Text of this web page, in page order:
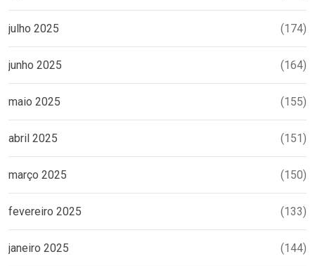
julho 2025 (174)
junho 2025 (164)
maio 2025 (155)
abril 2025 (151)
março 2025 (150)
fevereiro 2025 (133)
janeiro 2025 (144)